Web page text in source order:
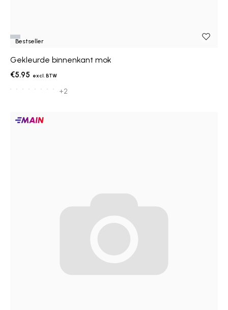
Bestseller
Gekleurde binnenkant mok
€5.95
+2
Main